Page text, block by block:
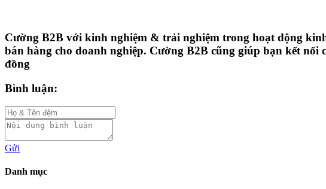
Cường B2B với kinh nghiệm & trải nghiệm trong hoạt động
bán hàng cho doanh nghiệp. Cường B2B cũng giúp bạn kết
đồng
Bình luận:
Gửi
Danh mục